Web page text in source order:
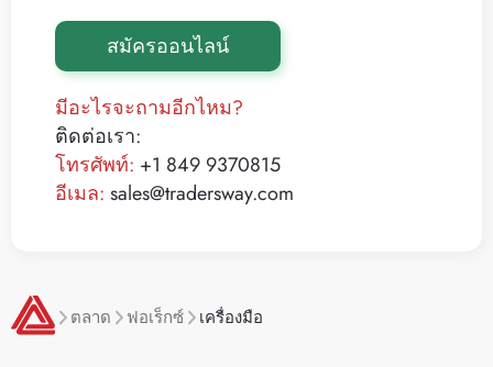
สมัครออนไลน์
มีอะไรจะถามอีกไหม?
ติดต่อเรา:
โทรศัพท์: +1 849 9370815
อีเมล: sales@tradersway.com
ตลาด ฟอเร็กซ์ เครื่องมือ